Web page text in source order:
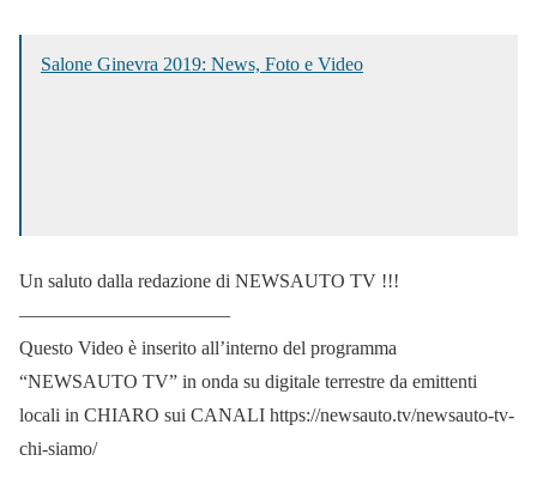
Salone Ginevra 2019: News, Foto e Video
Un saluto dalla redazione di NEWSAUTO TV !!!
———————————
Questo Video è inserito all’interno del programma
“NEWSAUTO TV” in onda su digitale terrestre da emittenti
locali in CHIARO sui CANALI https://newsauto.tv/newsauto-tv-
chi-siamo/